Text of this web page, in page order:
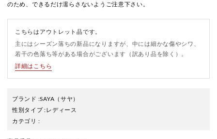
のため、できるだけ濡らさないようご注意下さい。
こちらはアウトレット品です。
主にはシーズン落ちの新品になりますが、中には細かな傷やシワ、
若干の色落ち等がある場合がございます（訳あり品を除く）。
詳細はこちら
ブランド :SAYA （サヤ）
性別タイプ:レディース
カテゴリ :